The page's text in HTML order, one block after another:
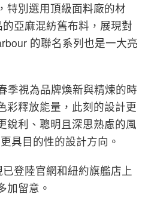
特別選用頂級面料廠的材
亞麻混紡舊布料，展現對
的聯名系列也是一大亮
季視為品牌煥新與精煉的時
彩釋放能量，此刻的設計更
銳利、聰明且深思熟慮的風
具目的性的設計方向。
登陸官網和紐約旗艦店上
加留意。